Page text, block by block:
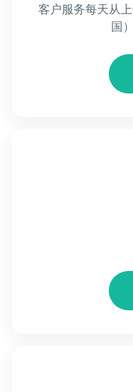
客户服务每天从
国